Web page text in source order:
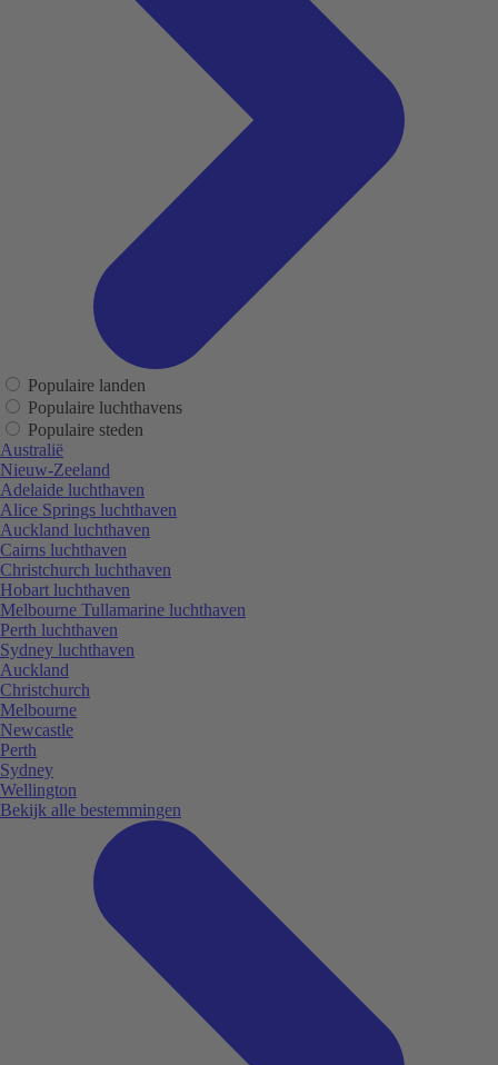
Populaire landen
Populaire luchthavens
Populaire steden
Australië
Nieuw-Zeeland
Adelaide luchthaven
Alice Springs luchthaven
Auckland luchthaven
Cairns luchthaven
Christchurch luchthaven
Hobart luchthaven
Melbourne Tullamarine luchthaven
Perth luchthaven
Sydney luchthaven
Auckland
Christchurch
Melbourne
Newcastle
Perth
Sydney
Wellington
Bekijk alle bestemmingen